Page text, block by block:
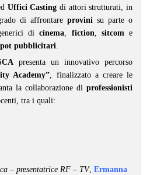
Uffici Casting di attori strutturati, in
di affrontare provini su parte o
dicinema, fiction, sitcome
pubblicitari.
presenta un innovativo percorso
Academy”, finalizzato a creare le
la collaborazione di professionisti
tra i quali:
– presentatrice RF – TV, Ermanna